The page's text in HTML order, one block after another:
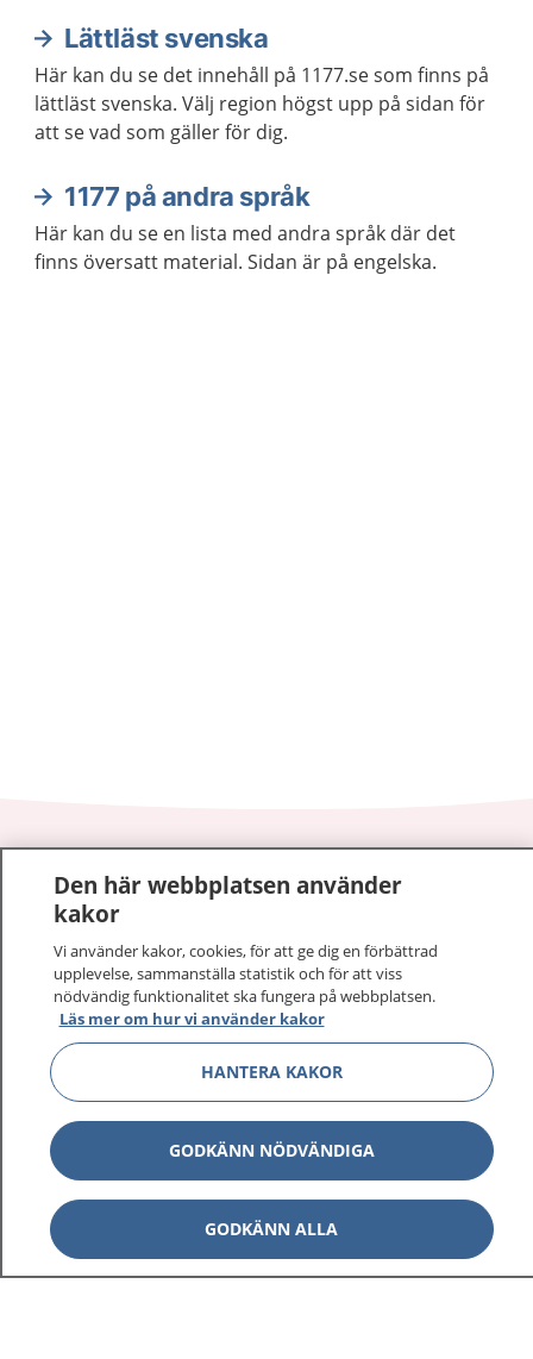
Lättläst svenska
Här kan du se det innehåll på 1177.se som finns på
lättläst svenska. Välj region högst upp på sidan för
att se vad som gäller för dig.
1177 på andra språk
Här kan du se en lista med andra språk där det
finns översatt material. Sidan är på engelska.
På 1177.se får du råd om hälsa och information om
sjukdomar och vilka mottagningar du kan kontakta.
Logga in för att läsa din journal och göra dina
vårdärenden. Ring telefonnummer 1177 för
sjukvårdsrådgivning dygnet runt.
1177 ger dig råd när du vill må bättre.
1177 på flera språk Visa
Om 1177 Visa
Den här webbplatsen använder
kakor
Vi använder kakor, cookies, för att ge dig en förbättrad
upplevelse, sammanställa statistik och för att viss
nödvändig funktionalitet ska fungera på webbplatsen.
Läs mer om hur vi använder kakor
HANTERA KAKOR
GODKÄNN NÖDVÄNDIGA
GODKÄNN ALLA